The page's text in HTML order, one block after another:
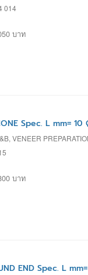
014
บาท
Spec. L mm= 10
VENEER
บาท
END Spec. L